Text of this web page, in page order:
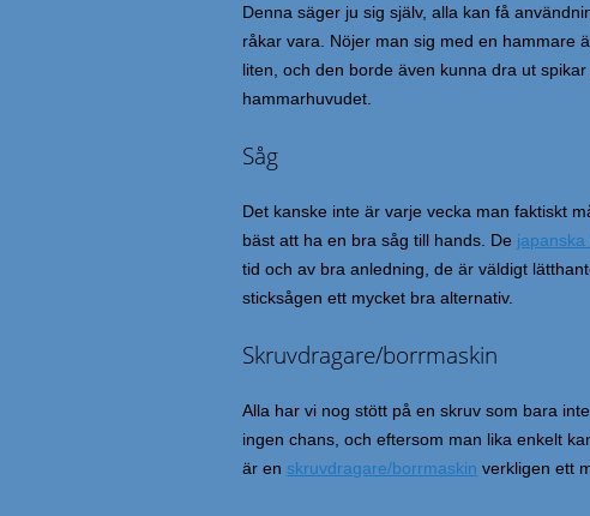
Denna säger ju sig själv, alla kan få
råkar vara. Nöjer man sig med en hammare
liten, och den borde även kunna dra ut
hammarhuvudet.
Såg
Det kanske inte är varje vecka man faktiskt
bäst att ha en bra såg till hands. De
tid och av bra anledning, de är väldigt
sticksågen ett mycket bra alternativ.
Skruvdragare/borrmaskin
Alla har vi nog stött på en skruv som bara
ingen chans, och eftersom man lika enkelt
är enskruvdragare/borrmaskin verkligen ett